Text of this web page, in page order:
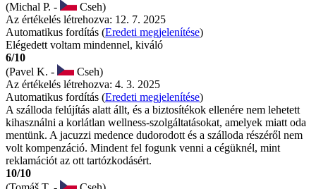
(Michal P. -
Cseh)
Az értékelés létrehozva: 12. 7. 2025
Automatikus fordítás (Eredeti megjelenítése)
Elégedett voltam mindennel, kiváló
6/10
(Pavel K. -
Cseh)
Az értékelés létrehozva: 4. 3. 2025
Automatikus fordítás (Eredeti megjelenítése)
A szálloda felújítás alatt állt, és a biztosítékok ellenére nem lehetett
kihasználni a korlátlan wellness-szolgáltatásokat, amelyek miatt oda
mentünk. A jacuzzi medence dudorodott és a szálloda részéről nem
volt kompenzáció. Mindent fel fogunk venni a cégüknél, mint
reklamációt az ott tartózkodásért.
10/10